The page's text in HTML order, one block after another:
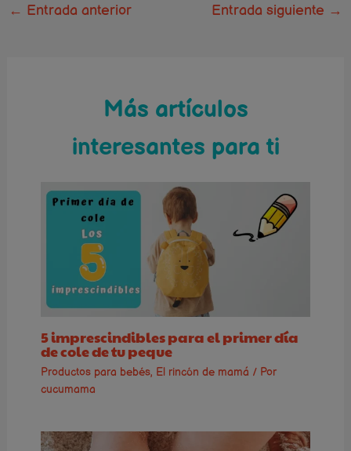
← Entrada anterior Entrada siguiente →
Más artículos
interesantes para ti
5 imprescindibles para el primer día
de cole de tu peque
Productos para bebés, El rincón de mamá / Por
cucumama